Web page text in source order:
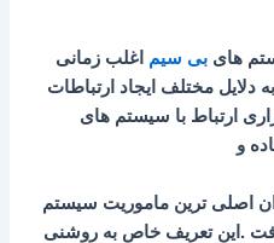
هایبی سیم اغلب زمانی
دلایل مختلف ایجاد ارتباطات
ارتباط با سیستم های
و
اصلی ترین ماموریت سیستم
.این تعریف خاص به روشنی